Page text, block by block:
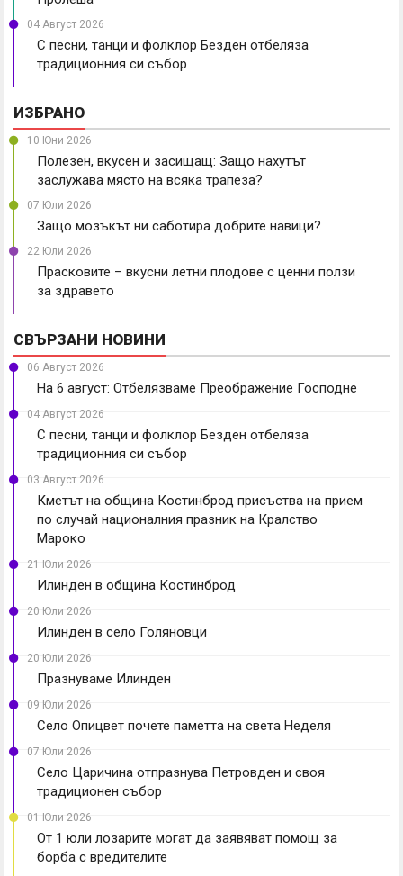
04 Август 2026
С песни, танци и фолклор Безден отбеляза
традиционния си събор
ИЗБРАНО
10 Юни 2026
Полезен, вкусен и засищащ: Защо нахутът
заслужава място на всяка трапеза?
07 Юли 2026
Защо мозъкът ни саботира добрите навици?
22 Юли 2026
Прасковите – вкусни летни плодове с ценни ползи
за здравето
СВЪРЗАНИ НОВИНИ
06 Август 2026
На 6 август: Отбелязваме Преображение Господне
04 Август 2026
С песни, танци и фолклор Безден отбеляза
традиционния си събор
03 Август 2026
Кметът на община Костинброд присъства на прием
по случай националния празник на Кралство
Мароко
21 Юли 2026
Илинден в община Костинброд
20 Юли 2026
Илинден в село Голяновци
20 Юли 2026
Празнуваме Илинден
09 Юли 2026
Село Опицвет почете паметта на света Неделя
07 Юли 2026
Село Царичина отпразнува Петровден и своя
традиционен събор
01 Юли 2026
От 1 юли лозарите могат да заявяват помощ за
борба с вредителите